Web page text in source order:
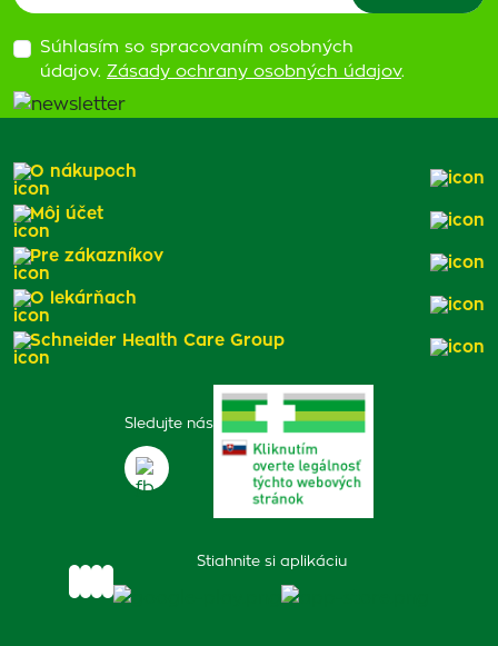
Súhlasím so spracovaním osobných
údajov. Zásady ochrany osobných údajov.
Sledujte nás
Stiahnite si aplikáciu
O nákupoch
Môj účet
Pre zákazníkov
O lekárňach
Schneider Health Care Group